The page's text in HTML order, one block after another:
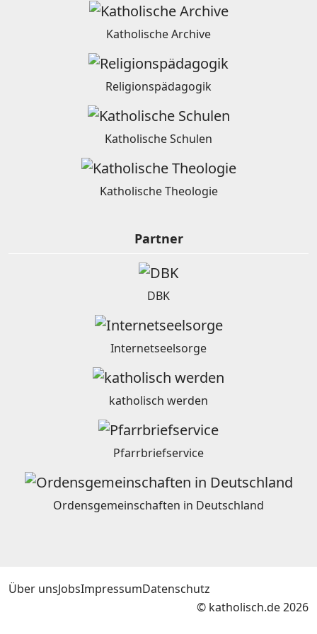
Katholische Archive
Religionspädagogik
Katholische Schulen
Katholische Theologie
Partner
DBK
Internetseelsorge
katholisch werden
Pfarrbriefservice
Ordensgemeinschaften in Deutschland
Über unsJobsImpressumDatenschutz
© katholisch.de 2026